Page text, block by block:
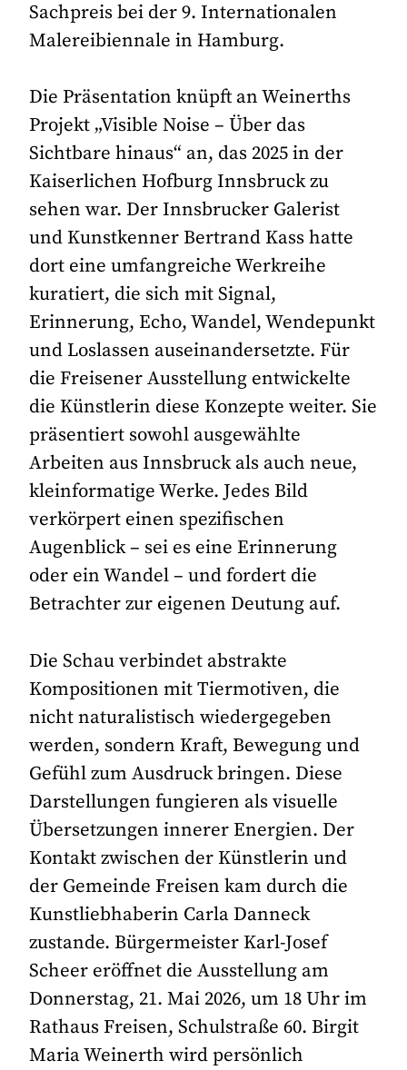
Sachpreis bei der 9. Internationalen
Malereibiennale in Hamburg.
Die Präsentation knüpft an Weinerths
Projekt „Visible Noise – Über das
Sichtbare hinaus“ an, das 2025 in der
Kaiserlichen Hofburg Innsbruck zu
sehen war. Der Innsbrucker Galerist
und Kunstkenner Bertrand Kass hatte
dort eine umfangreiche Werkreihe
kuratiert, die sich mit Signal,
Erinnerung, Echo, Wandel, Wendepunkt
und Loslassen auseinandersetzte. Für
die Freisener Ausstellung entwickelte
die Künstlerin diese Konzepte weiter. Sie
präsentiert sowohl ausgewählte
Arbeiten aus Innsbruck als auch neue,
kleinformatige Werke. Jedes Bild
verkörpert einen spezifischen
Augenblick – sei es eine Erinnerung
oder ein Wandel – und fordert die
Betrachter zur eigenen Deutung auf.
Die Schau verbindet abstrakte
Kompositionen mit Tiermotiven, die
nicht naturalistisch wiedergegeben
werden, sondern Kraft, Bewegung und
Gefühl zum Ausdruck bringen. Diese
Darstellungen fungieren als visuelle
Übersetzungen innerer Energien. Der
Kontakt zwischen der Künstlerin und
der Gemeinde Freisen kam durch die
Kunstliebhaberin Carla Danneck
zustande. Bürgermeister Karl-Josef
Scheer eröffnet die Ausstellung am
Donnerstag, 21. Mai 2026, um 18 Uhr im
Rathaus Freisen, Schulstraße 60. Birgit
Maria Weinerth wird persönlich